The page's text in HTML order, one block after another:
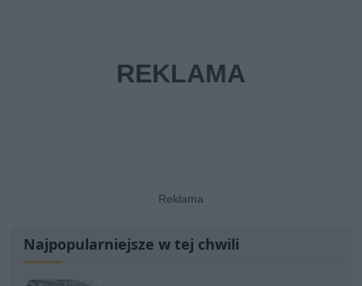
Najpopularniejsze w tej chwili